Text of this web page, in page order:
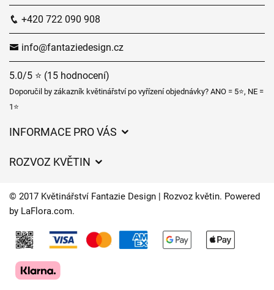
+420 722 090 908
info@fantaziedesign.cz
5.0/5 ⭐ (15 hodnocení)
Doporučil by zákazník květinářství po vyřízení objednávky? ANO = 5⭐, NE =
1⭐
INFORMACE PRO VÁS
Často kladené dotazy
Časy doručení květin – přehled možností
ROZVOZ KVĚTIN
Kam doručujeme květiny
Kontakt
© 2017 Květinářství Fantazie Design | Rozvoz květin. Powered
by LaFlora.com.